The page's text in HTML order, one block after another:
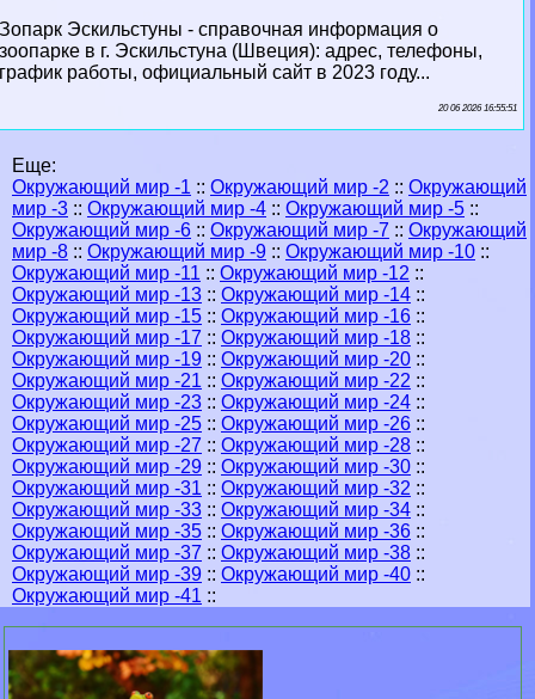
Зопарк Эскильстуны - справочная информация о
зоопарке в г. Эскильстуна (Швеция): адрес, телефоны,
график работы, официальный сайт в 2023 году...
20 06 2026 16:55:51
Еще:
Окружающий мир -1 :: Окружающий мир -2 :: Окружающий
мир -3 :: Окружающий мир -4 :: Окружающий мир -5 ::
Окружающий мир -6 :: Окружающий мир -7 :: Окружающий
мир -8 :: Окружающий мир -9 :: Окружающий мир -10 ::
Окружающий мир -11 :: Окружающий мир -12 ::
Окружающий мир -13 :: Окружающий мир -14 ::
Окружающий мир -15 :: Окружающий мир -16 ::
Окружающий мир -17 :: Окружающий мир -18 ::
Окружающий мир -19 :: Окружающий мир -20 ::
Окружающий мир -21 :: Окружающий мир -22 ::
Окружающий мир -23 :: Окружающий мир -24 ::
Окружающий мир -25 :: Окружающий мир -26 ::
Окружающий мир -27 :: Окружающий мир -28 ::
Окружающий мир -29 :: Окружающий мир -30 ::
Окружающий мир -31 :: Окружающий мир -32 ::
Окружающий мир -33 :: Окружающий мир -34 ::
Окружающий мир -35 :: Окружающий мир -36 ::
Окружающий мир -37 :: Окружающий мир -38 ::
Окружающий мир -39 :: Окружающий мир -40 ::
Окружающий мир -41 ::